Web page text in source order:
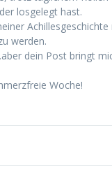
losgelegt hast.
werden.
dein Post bringt
Woche!